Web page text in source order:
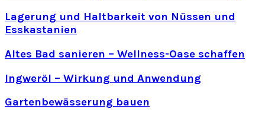
Lagerung und Haltbarkeit von Nüssen und
Esskastanien
Altes Bad sanieren – Wellness-Oase schaffen
Ingweröl – Wirkung und Anwendung
Gartenbewässerung bauen